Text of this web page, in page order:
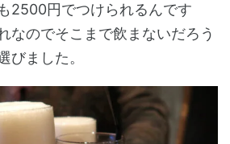
2500円でつけられるんです
なのでそこまで飲まないだろう
びました。